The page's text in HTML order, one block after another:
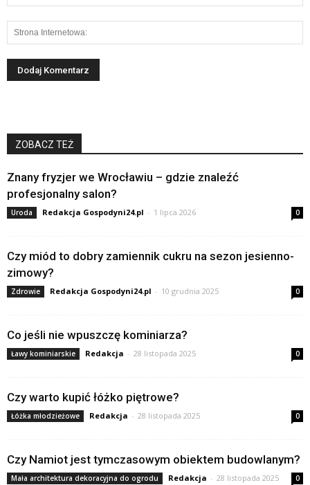
ZOBACZ TEŻ
Znany fryzjer we Wrocławiu – gdzie znaleźć
profesjonalny salon?
Uroda Redakcja Gospodyni24.pl - 1 lipca 2026 0
Czy miód to dobry zamiennik cukru na sezon jesienno-
zimowy?
Zdrowie Redakcja Gospodyni24.pl - 10 grudnia 2025 0
Co jeśli nie wpuszczę kominiarza?
Ławy kominiarskie Redakcja - 28 listopada 2025 0
Czy warto kupić łóżko piętrowe?
Łóżka młodzieżowe Redakcja - 28 listopada 2025 0
Czy Namiot jest tymczasowym obiektem budowlanym?
Mała architektura dekoracyjna do ogrodu Redakcja - 28 listopada 2025 0